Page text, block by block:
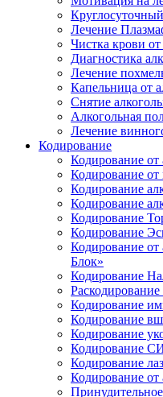
Лечение
Чистка крови от
Диагностика
Лечение
Капельница от
Снятие
Алкогольная
Лечение
Кодирование
Кодирование от
Кодирование от
Кодирование
Кодирование
Кодирование
Кодирование
Кодирование от
Блок»
Кодирование
Раскодирование
Кодирование
Кодирование
Кодирование
Кодирование
Кодирование
Кодирование от